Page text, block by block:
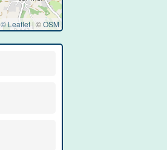
© Leaflet | ©OSM